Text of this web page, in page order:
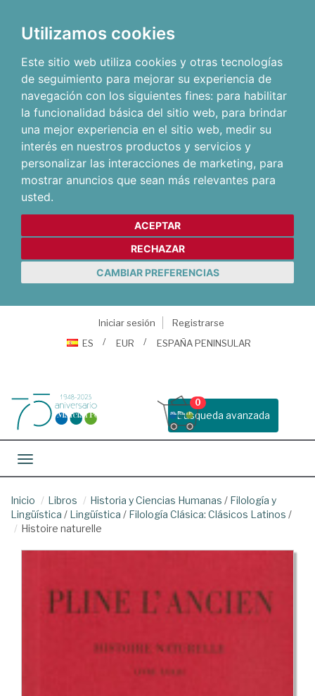
Utilizamos cookies
Este sitio web utiliza cookies y otras tecnologías
de seguimiento para mejorar su experiencia de
navegación con los siguientes fines: para habilitar
la funcionalidad básica del sitio web, para brindar
una mejor experiencia en el sitio web, medir su
interés en nuestros productos y servicios y
personalizar las interacciones de marketing, para
mostrar anuncios que sean más relevantes para
usted.
ACEPTAR
RECHAZAR
CAMBIAR PREFERENCIAS
Iniciar sesión
Registrarse
ES
EUR ESPAÑA PENINSULAR
Busqueda avanzada
0
Toggle navigation
Inicio Libros Historia y Ciencias Humanas / Filología y
Lingüística / Lingüística / Filología Clásica: Clásicos Latinos /
Histoire naturelle